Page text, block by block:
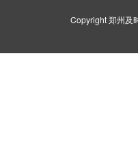
Copyright 郑州及